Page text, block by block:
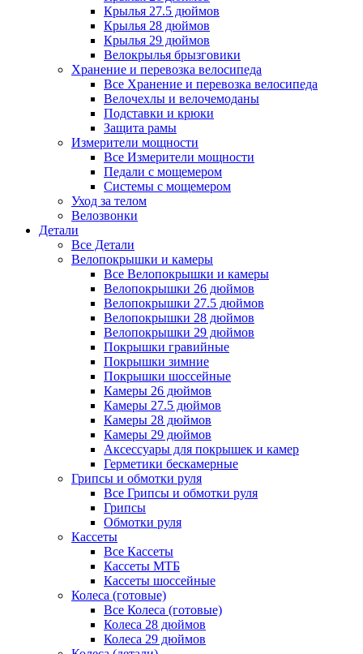
Крылья 27.5 дюймов
Крылья 28 дюймов
Крылья 29 дюймов
Велокрылья брызговики
Хранение и перевозка велосипеда
Все Хранение и перевозка велосипеда
Велочехлы и велочемоданы
Подставки и крюки
Защита рамы
Измерители мощности
Все Измерители мощности
Педали с мощемером
Системы с мощемером
Уход за телом
Велозвонки
Детали
Все Детали
Велопокрышки и камеры
Все Велопокрышки и камеры
Велопокрышки 26 дюймов
Велопокрышки 27.5 дюймов
Велопокрышки 28 дюймов
Велопокрышки 29 дюймов
Покрышки гравийные
Покрышки зимние
Покрышки шоссейные
Камеры 26 дюймов
Камеры 27.5 дюймов
Камеры 28 дюймов
Камеры 29 дюймов
Аксессуары для покрышек и камер
Герметики бескамерные
Грипсы и обмотки руля
Все Грипсы и обмотки руля
Грипсы
Обмотки руля
Кассеты
Все Кассеты
Кассеты МТБ
Кассеты шоссейные
Колеса (готовые)
Все Колеса (готовые)
Колеса 28 дюймов
Колеса 29 дюймов